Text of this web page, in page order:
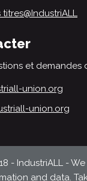
et demandes
union.org
union.org
- IndustriALL -
and data.